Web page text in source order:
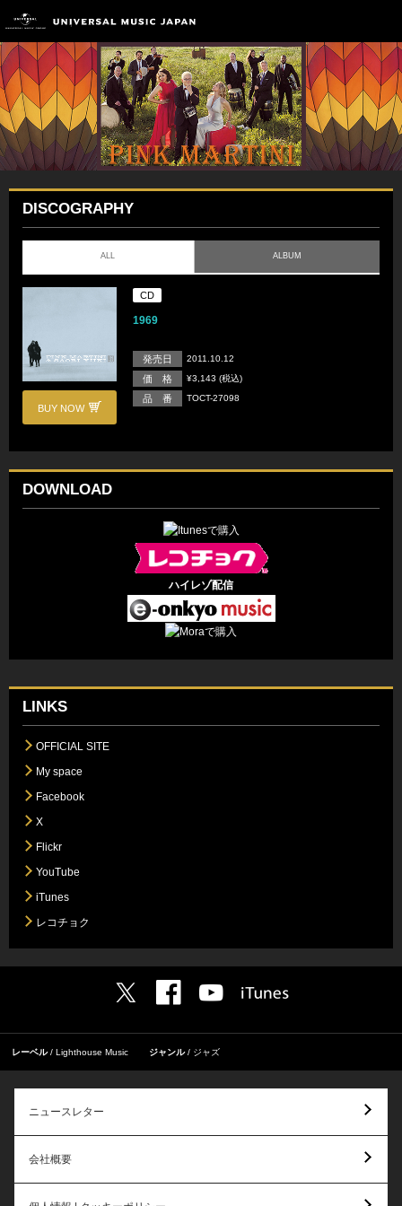
DISCOGRAPHY
ALL ALBUM
BUY NOW
CD
1969
発売日 2011.10.12
価 格 ¥3,143 (税込)
品 番 TOCT-27098
DOWNLOAD
ハイレゾ配信
LINKS
OFFICIAL SITE
My space
Facebook
X
Flickr
YouTube
iTunes
レコチョク
レーベル Lighthouse Music ジャンル ジャズ
ニュースレター
会社概要